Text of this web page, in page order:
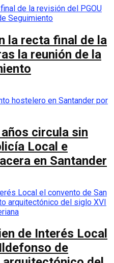
la recta final de la
la reunión de la
circula sin
Local e
en Santander
de Interés Local
de